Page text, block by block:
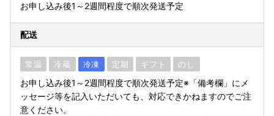
お申し込み後1～2週間程度で順次発送予定
配送
常温 冷蔵 冷凍 定期 ギフト のし
お申し込み後1～2週間程度で順次発送予定※「備考欄」にメ
ッセージ等を記入いただいても、対応できかねますのでご注
意ください。